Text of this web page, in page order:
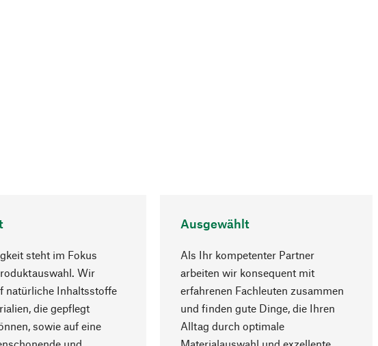
steht im Fokus
Wir
natürliche Inhaltsstoffe
die gepflegt
sowie auf eine
Ausgewählt
Als Ihr kompetenter Partner
arbeiten wir konsequent mit
erfahrenen Fachleuten zusammen
und finden gute Dinge, die Ihren
Alltag durch optimale